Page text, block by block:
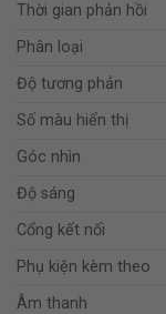
Thời gian phản hồi
Phân loại
Độ tương phản
Số màu hiển thị
Góc nhìn
Độ sáng
Cổng kết nối
Phụ kiện kèm theo
Âm thanh